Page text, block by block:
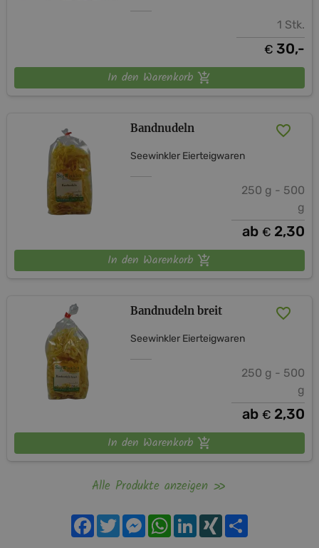
1 Stk.
€ 30,-
In den Warenkorb
Bandnudeln
Seewinkler Eierteigwaren
250 g - 500
g
ab € 2,30
In den Warenkorb
Bandnudeln breit
Seewinkler Eierteigwaren
250 g - 500
g
ab € 2,30
In den Warenkorb
Alle Produkte anzeigen
Facebook
TwitterMessengerWhatsApp
LinkedIn
XING